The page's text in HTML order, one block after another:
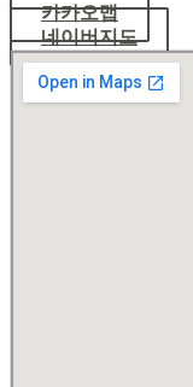
카카오맵
네이버지도